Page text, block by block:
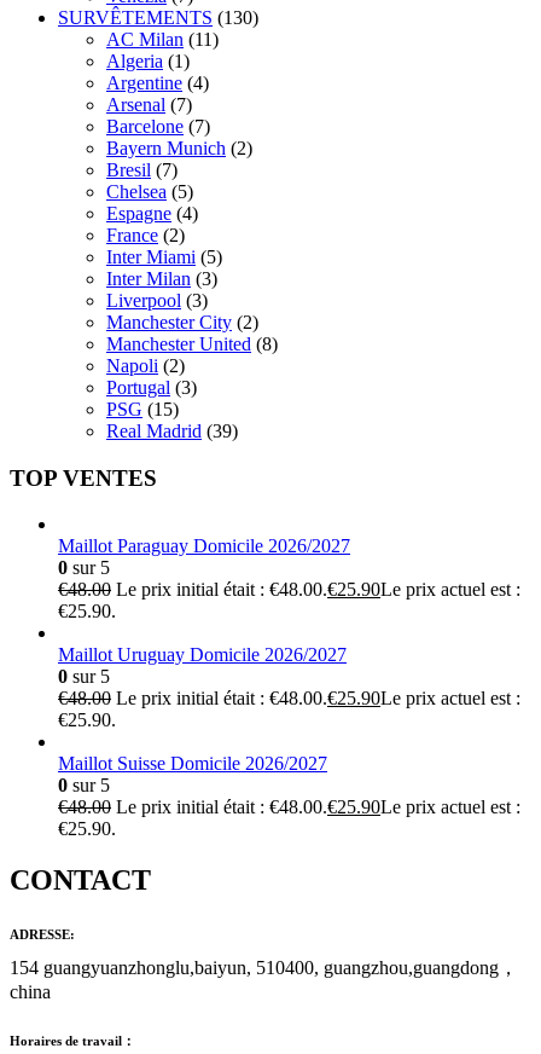
SURVÊTEMENTS (130)
AC Milan (11)
Algeria (1)
Argentine (4)
Arsenal (7)
Barcelone (7)
Bayern Munich (2)
Bresil (7)
Chelsea (5)
Espagne (4)
France (2)
Inter Miami (5)
Inter Milan (3)
Liverpool (3)
Manchester City (2)
Manchester United (8)
Napoli (2)
Portugal (3)
PSG (15)
Real Madrid (39)
TOP VENTES
Maillot Paraguay Domicile 2026/2027
0 sur 5
€48.00 Le prix initial était : €48.00.€25.90Le prix actuel est :
€25.90.
Maillot Uruguay Domicile 2026/2027
0 sur 5
€48.00 Le prix initial était : €48.00.€25.90Le prix actuel est :
€25.90.
Maillot Suisse Domicile 2026/2027
0 sur 5
€48.00 Le prix initial était : €48.00.€25.90Le prix actuel est :
€25.90.
CONTACT
ADRESSE:
154 guangyuanzhonglu,baiyun, 510400, guangzhou,guangdong，
china
Horaires de travail：